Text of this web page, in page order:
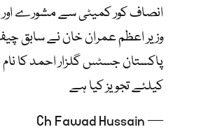
انصاف کور کمیٹی سے مشورے
وزیر اعظم عمران خان نے
پاکستان جسٹس گلزار احمد کا نام
کیلئے تجویز کیا ہے
— Ch Fawad Hussain